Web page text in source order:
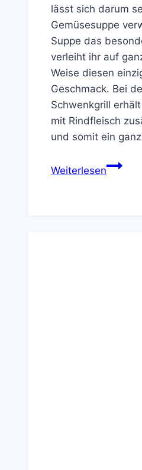
lässt sich darum
Gemüsesuppe
Suppe das
verleiht ihr auf
Weise diesen
Geschmack. Bei
Schwenkgrill
mit Rindfleisch
und somit ein
Weiterlesen